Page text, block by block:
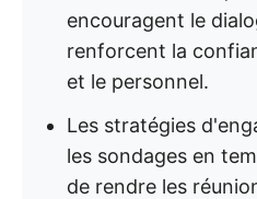
encouragent le
renforcent la
et le personnel.
Les stratégies
les sondages en
de rendre les